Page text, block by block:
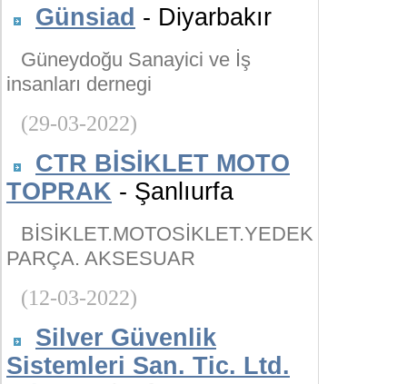
Günsiad - Diyarbakır
Güneydoğu Sanayici ve İş
insanları dernegi
(29-03-2022)
CTR BİSİKLET MOTO
TOPRAK - Şanlıurfa
BİSİKLET.MOTOSİKLET.YEDEK
PARÇA. AKSESUAR
(12-03-2022)
Silver Güvenlik
Sistemleri San. Tic. Ltd.